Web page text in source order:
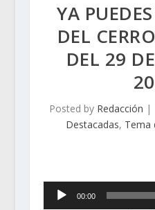
YA
DEL
DEL 29
Posted by Redacción |
Destacadas, Tema
Reproductor
00:00